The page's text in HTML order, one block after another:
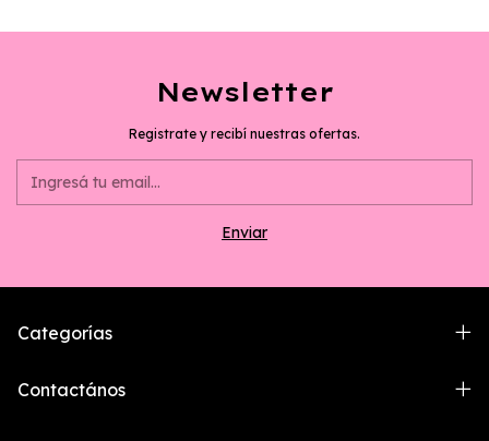
Newsletter
Registrate y recibí nuestras ofertas.
Categorías
Contactános